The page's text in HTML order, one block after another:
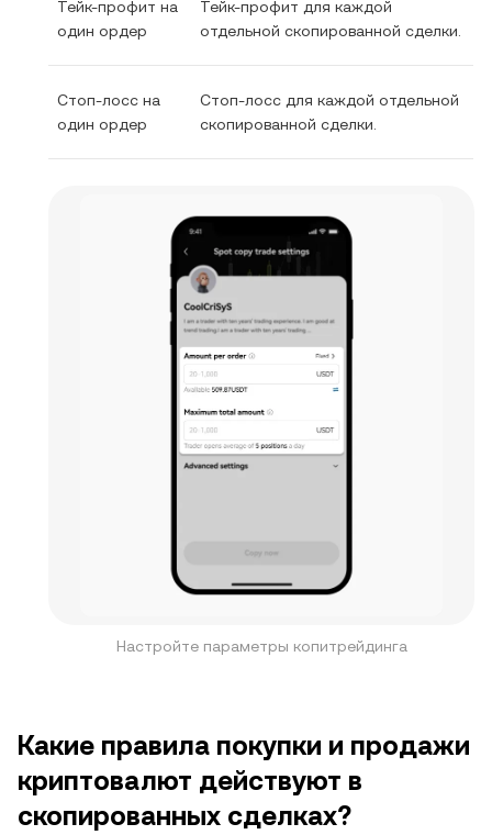
Тейк-профит на
один ордер
Тейк-профит для каждой
отдельной скопированной сделки.
Стоп-лосс на
один ордер
Стоп-лосс для каждой отдельной
скопированной сделки.
Настройте параметры копитрейдинга
Какие правила покупки и продажи
криптовалют действуют в
скопированных сделках?